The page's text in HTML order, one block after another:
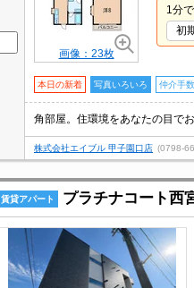
画像：23枚
1分
初
本日の新着 写真いろいろ 仲介手
株式会社エイブル 甲子園口店 (0798-
賃貸アパート プラチナコート西